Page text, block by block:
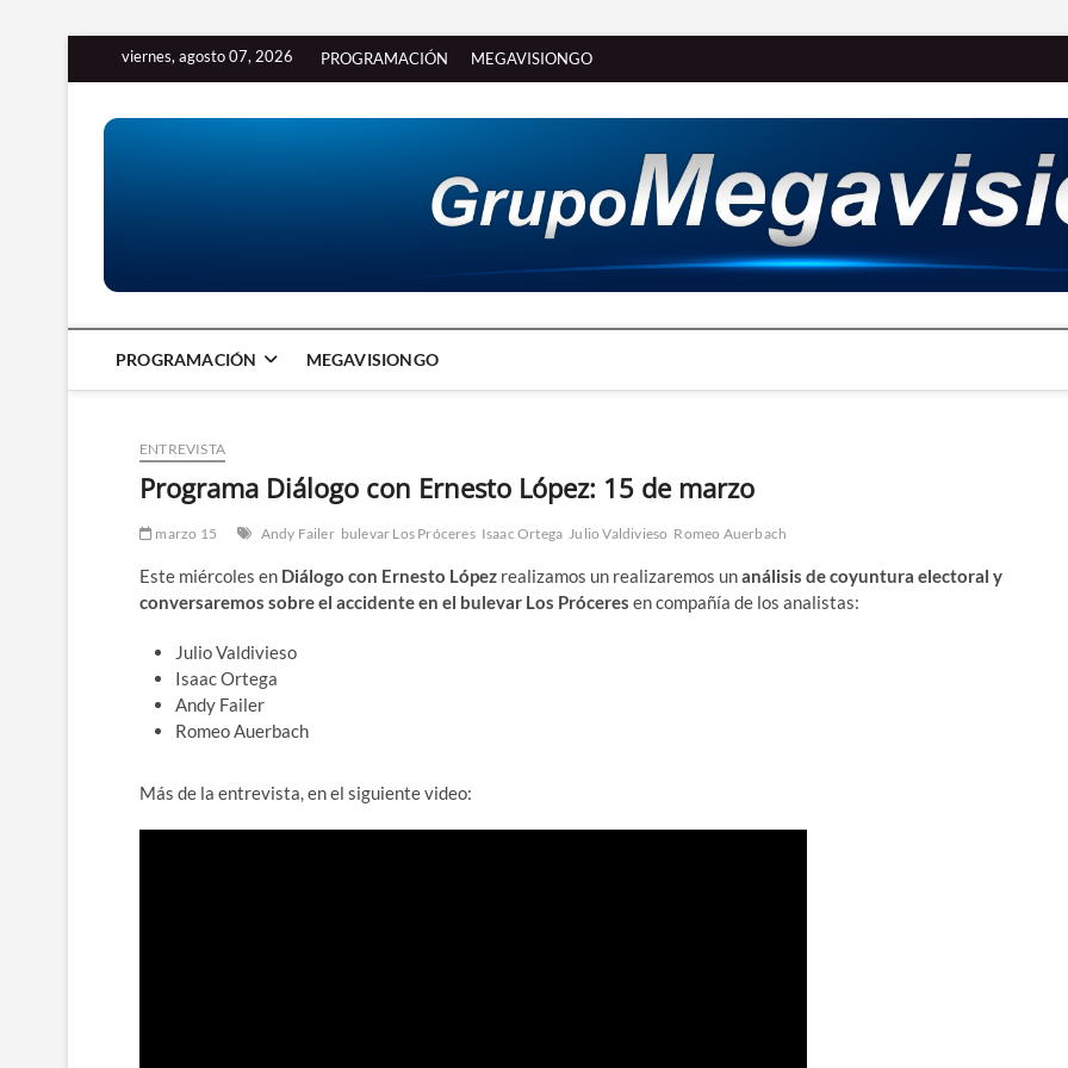
viernes, agosto 07, 2026 PROGRAMACIÓN MEGAVISIONGO
PROGRAMACIÓN MEGAVISIONGO
ENTREVISTA
Programa Diálogo con Ernesto López: 15 de marzo
marzo 15 Andy Failer bulevar Los Próceres Isaac Ortega Julio Valdivieso Romeo Auerbach
Este miércoles en Diálogo con Ernesto López realizamos un realizaremos unanálisis de coyuntura electoral y
conversaremos sobre el accidente en el bulevar Los Próceres en compañía de los analistas:
Julio Valdivieso
Isaac Ortega
Andy Failer
Romeo Auerbach
Más de la entrevista, en el siguiente video: